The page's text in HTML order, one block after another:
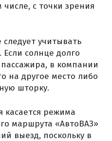
с точки зрения
учитывать
Если солнце долго
в компании
на другое место либо
шторку.
касается режима
маршрута «АвтоВАЗ»
выезд, поскольку в